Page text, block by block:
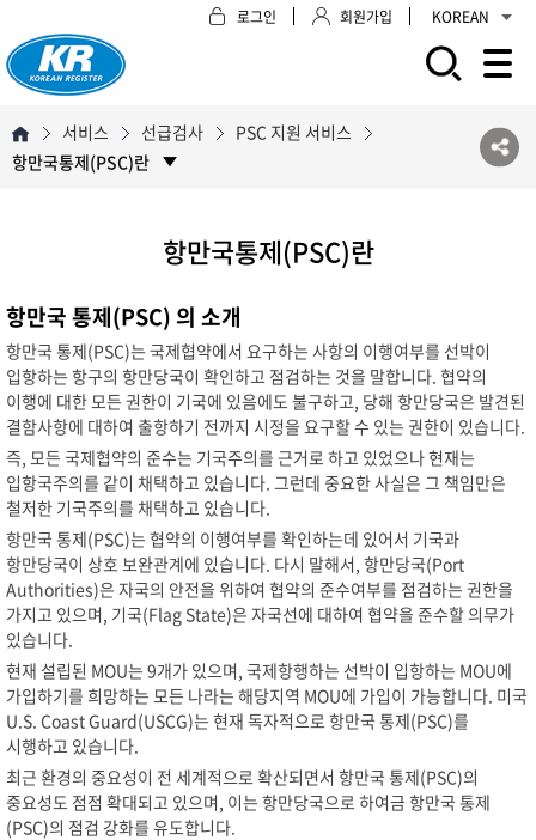
로그인 회원가입 KOREAN
서비스 선급검사
PSC 지원 서비스
항만국통제(PSC)란
항만국통제(PSC)란
항만국 통제(PSC) 의 소개
항만국 통제(PSC)는 국제협약에서 요구하는 사항의 이행여부를 선박이
입항하는 항구의 항만당국이 확인하고 점검하는 것을 말합니다. 협약의
이행에 대한 모든 권한이 기국에 있음에도 불구하고, 당해 항만당국은 발견된
결함사항에 대하여 출항하기 전까지 시정을 요구할 수 있는 권한이 있습니다.
즉, 모든 국제협약의 준수는 기국주의를 근거로 하고 있었으나 현재는
입항국주의를 같이 채택하고 있습니다. 그런데 중요한 사실은 그 책임만은
철저한 기국주의를 채택하고 있습니다.
항만국 통제(PSC)는 협약의 이행여부를 확인하는데 있어서 기국과
항만당국이 상호 보완관계에 있습니다. 다시 말해서, 항만당국(Port
Authorities)은 자국의 안전을 위하여 협약의 준수여부를 점검하는 권한을
가지고 있으며, 기국(Flag State)은 자국선에 대하여 협약을 준수할 의무가
있습니다.
현재 설립된 MOU는 9개가 있으며, 국제항행하는 선박이 입항하는 MOU에
가입하기를 희망하는 모든 나라는 해당지역 MOU에 가입이 가능합니다. 미국
U.S. Coast Guard(USCG)는 현재 독자적으로 항만국 통제(PSC)를
시행하고 있습니다.
최근 환경의 중요성이 전 세계적으로 확산되면서 항만국 통제(PSC)의
중요성도 점점 확대되고 있으며, 이는 항만당국으로 하여금 항만국 통제
(PSC)의 점검 강화를 유도합니다.